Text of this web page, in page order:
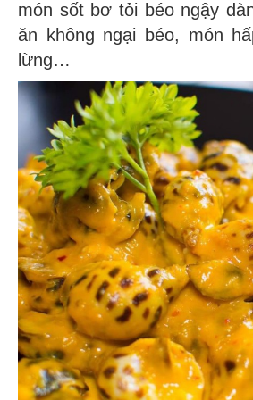
món sốt bơ tỏi béo ngậy
ăn không ngại béo, món
lừng…